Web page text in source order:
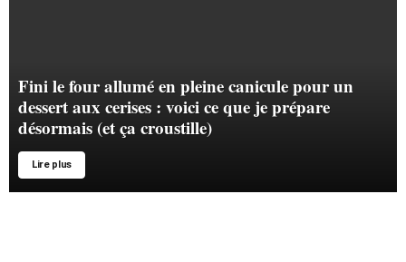
Fini le four allumé en pleine canicule pour un
dessert aux cerises : voici ce que je prépare
désormais (et ça croustille)
Lire plus